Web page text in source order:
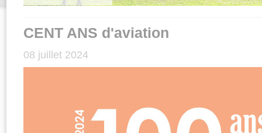
CENT ANS d'aviation
08 juillet 2024